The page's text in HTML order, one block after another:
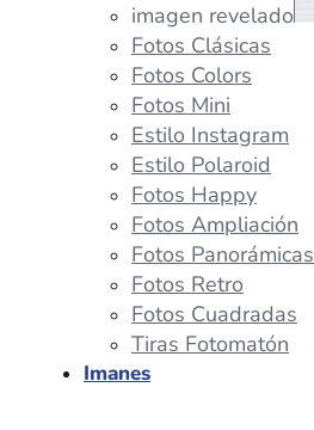
imagen revelado
Fotos Clásicas
Fotos Colors
Fotos Mini
Estilo Instagram
Estilo Polaroid
Fotos Happy
Fotos Ampliación
Fotos Panorámicas
Fotos Retro
Fotos Cuadradas
Tiras Fotomatón
Imanes